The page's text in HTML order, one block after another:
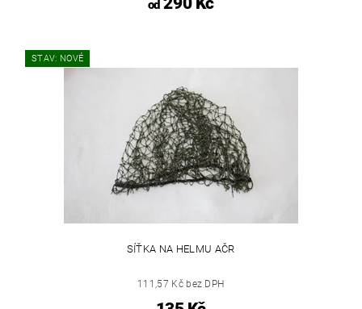
od
STAV: NOVÉ
SÍŤKA NA HELMU AČR
111,57 Kč bez DPH